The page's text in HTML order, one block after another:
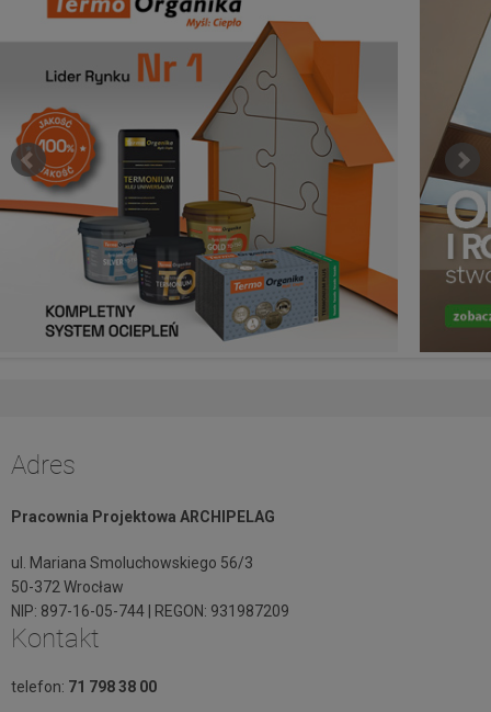
Adres
Pracownia Projektowa ARCHIPELAG
ul. Mariana Smoluchowskiego 56/3
50-372 Wrocław
NIP: 897-16-05-744 | REGON: 931987209
Kontakt
telefon: 71 798 38 00